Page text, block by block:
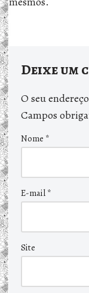
Deixe um
O seu
Campos
Nome *
E-mail *
Site